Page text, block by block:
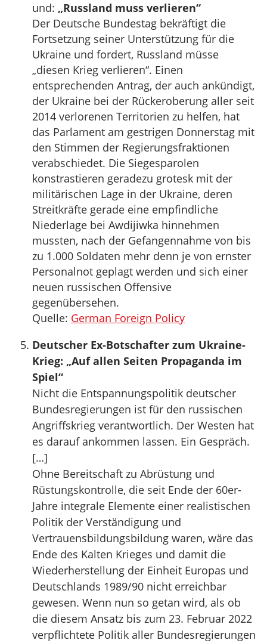
und: „Russland muss verlieren“
Der Deutsche Bundestag bekräftigt die
Fortsetzung seiner Unterstützung für die
Ukraine und fordert, Russland müsse
„diesen Krieg verlieren“. Einen
entsprechenden Antrag, der auch ankündigt,
der Ukraine bei der Rückeroberung aller seit
2014 verlorenen Territorien zu helfen, hat
das Parlament am gestrigen Donnerstag mit
den Stimmen der Regierungsfraktionen
verabschiedet. Die Siegesparolen
konstrastieren geradezu grotesk mit der
militärischen Lage in der Ukraine, deren
Streitkräfte gerade eine empfindliche
Niederlage bei Awdijiwka hinnehmen
mussten, nach der Gefangennahme von bis
zu 1.000 Soldaten mehr denn je von ernster
Personalnot geplagt werden und sich einer
neuen russischen Offensive
gegenübersehen.
Quelle: German Foreign Policy
Deutscher Ex-Botschafter zum Ukraine-
Krieg: „Auf allen Seiten Propaganda im
Spiel“
Nicht die Entspannungspolitik deutscher
Bundesregierungen ist für den russischen
Angriffskrieg verantwortlich. Der Westen hat
es darauf ankommen lassen. Ein Gespräch.
[…]
Ohne Bereitschaft zu Abrüstung und
Rüstungskontrolle, die seit Ende der 60er-
Jahre integrale Elemente einer realistischen
Politik der Verständigung und
Vertrauensbildungsbildung waren, wäre das
Ende des Kalten Krieges und damit die
Wiederherstellung der Einheit Europas und
Deutschlands 1989/90 nicht erreichbar
gewesen. Wenn nun so getan wird, als ob
die diesem Ansatz bis zum 23. Februar 2022
verpflichtete Politik aller Bundesregierungen